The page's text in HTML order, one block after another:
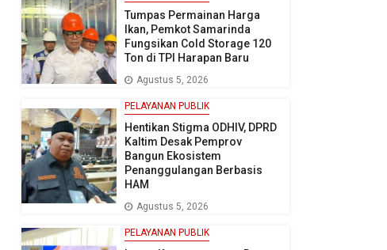
Tumpas Permainan Harga
Ikan, Pemkot Samarinda
Fungsikan Cold Storage 120
Ton di TPI Harapan Baru
Agustus 5, 2026
PELAYANAN PUBLIK
Hentikan Stigma ODHIV, DPRD
Kaltim Desak Pemprov
Bangun Ekosistem
Penanggulangan Berbasis
HAM
Agustus 5, 2026
PELAYANAN PUBLIK